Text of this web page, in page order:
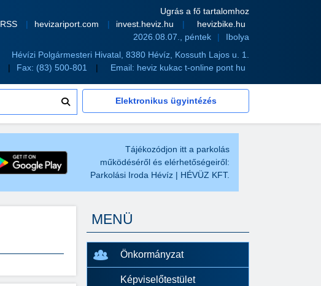
Ugrás a fő tartalomhoz
RSS
hevizariport.com invest.heviz.hu
hevizbike.hu
2026.08.07., péntek
Ibolya
Hévízi Polgármesteri Hivatal, 8380 Hévíz, Kossuth Lajos u. 1.
Fax: (83) 500-801 Email: heviz kukac t-online pont hu
Elektronikus ügyintézés
Tájékozódjon itt a parkolás
működéséről és elérhetőségeiről:
Parkolási Iroda Hévíz | HÉVÜZ KFT.
MENÜ
Önkormányzat
Képviselőtestület